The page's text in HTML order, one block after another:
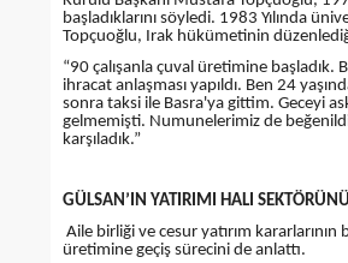
başladıklarını söyledi. 1983 Yılında
Topçuoğlu, Irak hükümetinin
“90 çalışanla çuval üretimine başladık.
ihracat anlaşması yapıldı. Ben 24
sonra taksi ile Basra'ya gittim. Geceyi
gelmemişti. Numunelerimiz de
karşıladık.”
GÜLSAN’IN YATIRIMI HALI
Aile birliği ve cesur yatırım
üretimine geçiş sürecini de anlattı.